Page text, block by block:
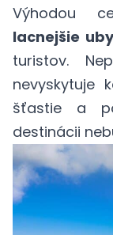
Výhodou
lacnejšie
turistov.
nevyskytuje
šťastie a
destinácii